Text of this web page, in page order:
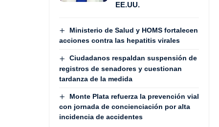
EE.UU.
Ministerio de Salud y HOMS fortalecen
acciones contra las hepatitis virales
Ciudadanos respaldan suspensión de
registros de senadores y cuestionan
tardanza de la medida
Monte Plata refuerza la prevención vial
con jornada de concienciación por alta
incidencia de accidentes